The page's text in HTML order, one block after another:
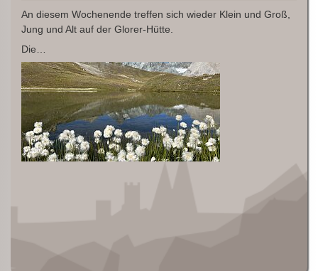
An diesem Wochenende treffen sich wieder Klein und Groß,
Jung und Alt auf der Glorer-Hütte.
Die…